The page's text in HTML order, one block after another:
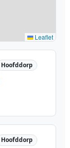
Leaflet
Hoofddorp
Hoofddorp